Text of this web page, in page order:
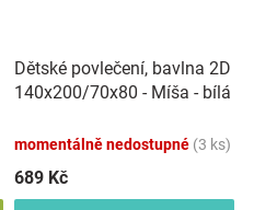
Dětské povlečení, bavlna 2D
140x200/70x80 - Míša - bílá
momentálně nedostupné (3 ks)
689 Kč